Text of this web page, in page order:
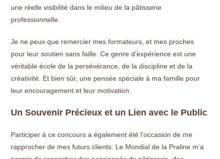
une réelle visibilité dans le milieu de la pâtisserie
professionnelle.
Je ne peux que remercier mes formateurs, et mes proches
pour leur soutien sans faille. Ce genre d’expérience est une
véritable école de la persévérance, de la discipline et de la
créativité. Et bien sûr, une pensée spéciale à ma famille pour
leur encouragement et leur motivation.
Un Souvenir Précieux et un Lien avec le Public
Participer à ce concours a également été l’occasion de me
rapprocher de mes futurs clients. Le Mondial de la Praline m’a